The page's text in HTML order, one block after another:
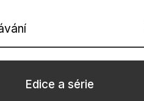
Edice a série